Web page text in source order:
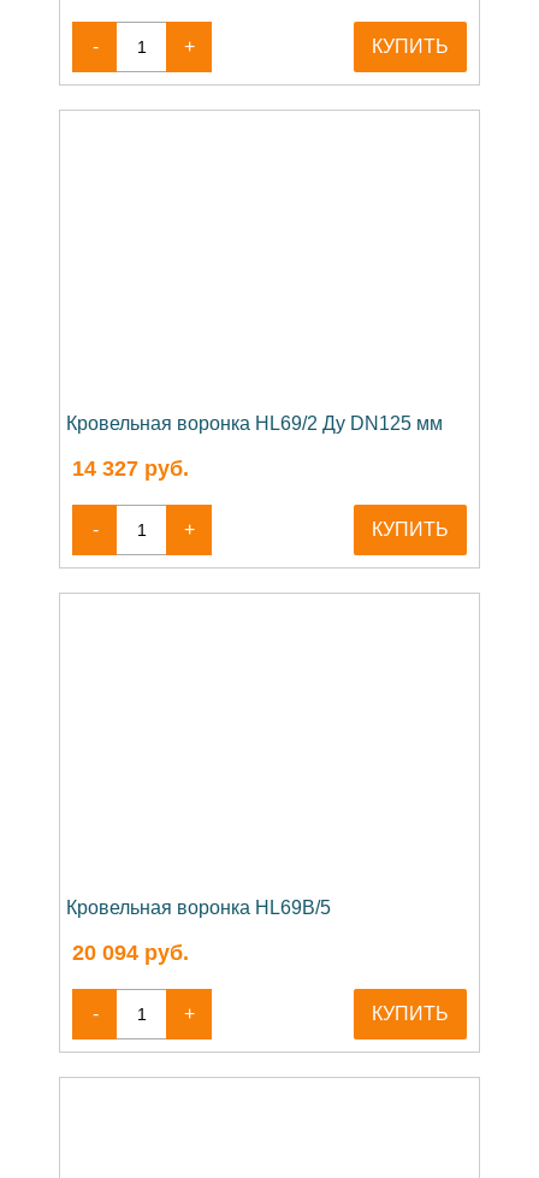
- + КУПИТЬ
Кровельная воронка HL69/2 Ду DN125 мм
14 327 руб.
- + КУПИТЬ
Кровельная воронка HL69B/5
20 094 руб.
- + КУПИТЬ